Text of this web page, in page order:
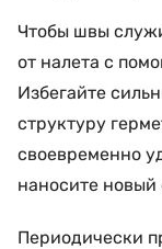
Чтобы швы
от налета с
Избегайте
структуру
своевременно
наносите новый
Периодически